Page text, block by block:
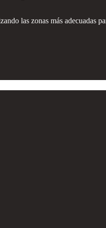
las zonas más adecuadas